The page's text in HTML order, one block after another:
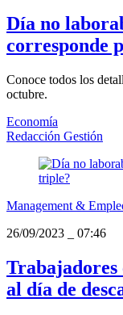
Día no
corresponde
Conoce todos los
octubre.
Economía
Redacción Gestión
Management &
26/09/2023
07:46
Trabajadores
al día de